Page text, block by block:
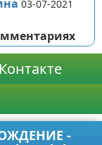
03-07-2021
-